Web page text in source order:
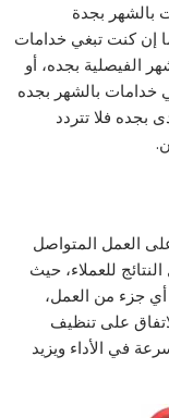
بالشهر بجدة
إن كنت تبغي خدامات
الفيصلية بجده، أو
خدامات بالشهر بجده
بجده فلا تتردد
العمل المتواصل
النتائج للعملاء، حيث
أي جزء من العمل،
على تنظيف
في الأداء ويزيد